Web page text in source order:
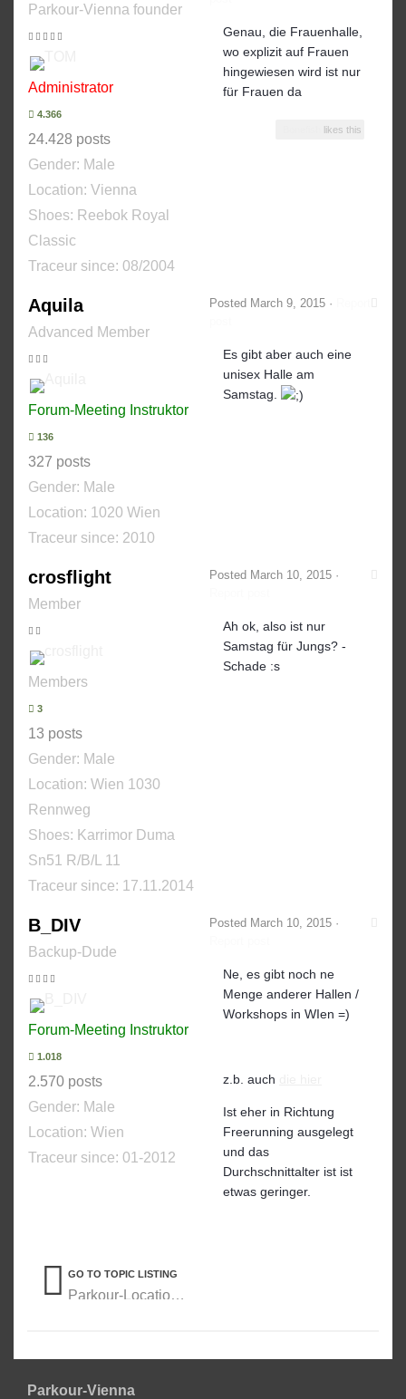
Parkour-Vienna founder
Administrator
4.366
24.428 posts
Gender: Male
Location: Vienna
Shoes: Reebok Royal
Classic
Traceur since: 08/2004
Genau, die Frauenhalle,
wo explizit auf Frauen
hingewiesen wird ist nur
für Frauen da
likes this
Aquila
Advanced Member
Forum-Meeting Instruktor
136
327 posts
Gender: Male
Location: 1020 Wien
Traceur since: 2010
Posted March 9, 2015 ·
Es gibt aber auch eine
unisex Halle am
Samstag.
crosflight
Member
Members
3
13 posts
Gender: Male
Location: Wien 1030
Rennweg
Shoes: Karrimor Duma
Sn51 R/B/L 11
Traceur since: 17.11.2014
Posted March 10, 2015 ·
Ah ok, also ist nur
Samstag für Jungs? -
Schade :s
B_DIV
Backup-Dude
Forum-Meeting Instruktor
1.018
2.570 posts
Gender: Male
Location: Wien
Traceur since: 01-2012
Posted March 10, 2015 ·
Ne, es gibt noch ne
Menge anderer Hallen /
Workshops in WIen =)
z.b. auch
Ist eher in Richtung
Freerunning ausgelegt
und das
Durchschnittalter ist ist
etwas geringer.
GO TO TOPIC LISTING
Parkour-Locations
Parkour-Vienna